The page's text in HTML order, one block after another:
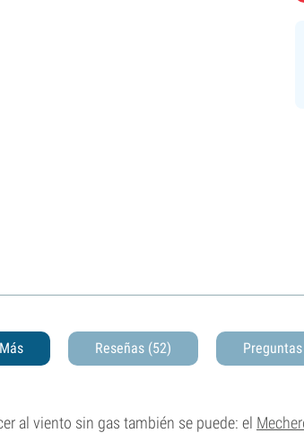
Más Reseñas (52) Preguntas
al viento sin gas también se puede: el